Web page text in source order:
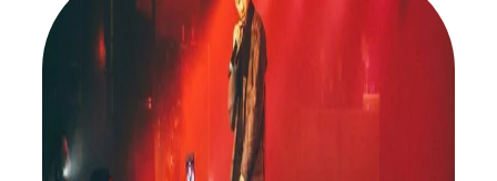
ABONNEZ-VOUS À NOTRE NEWSLETTER